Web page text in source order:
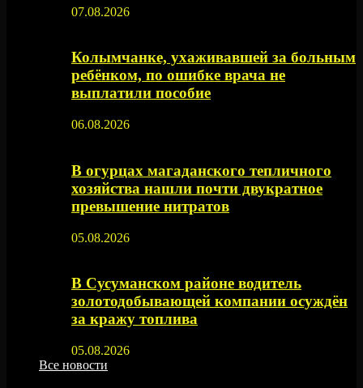
07.08.2026
Колымчанке, ухаживавшей за больным
ребёнком, по ошибке врача не
выплатили пособие
06.08.2026
В огурцах магаданского тепличного
хозяйства нашли почти двукратное
превышение нитратов
05.08.2026
В Сусуманском районе водитель
золотодобывающей компании осуждён
за кражу топлива
05.08.2026
Все новости